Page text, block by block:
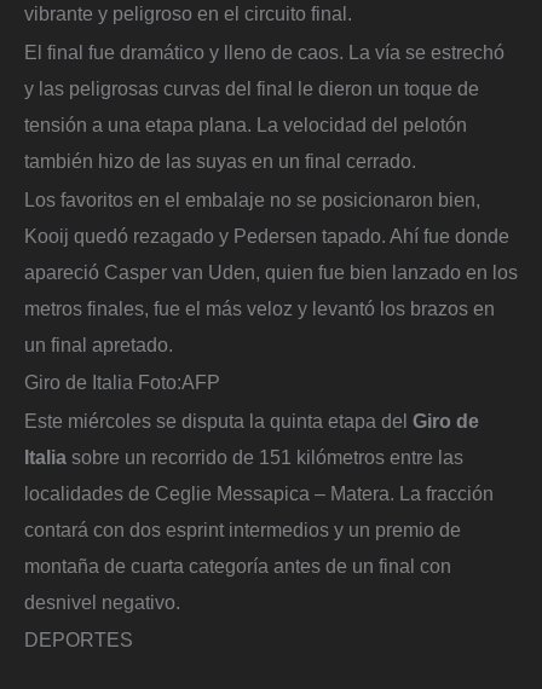
vibrante y peligroso en el circuito final.
El final fue dramático y lleno de caos. La vía se estrechó
y las peligrosas curvas del final le dieron un toque de
tensión a una etapa plana. La velocidad del pelotón
también hizo de las suyas en un final cerrado.
Los favoritos en el embalaje no se posicionaron bien,
Kooij quedó rezagado y Pedersen tapado. Ahí fue donde
apareció Casper van Uden, quien fue bien lanzado en los
metros finales, fue el más veloz y levantó los brazos en
un final apretado.
Giro de Italia Foto:AFP
Este miércoles se disputa la quinta etapa del Giro de
Italia sobre un recorrido de 151 kilómetros entre las
localidades de Ceglie Messapica – Matera. La fracción
contará con dos esprint intermedios y un premio de
montaña de cuarta categoría antes de un final con
desnivel negativo.
DEPORTES